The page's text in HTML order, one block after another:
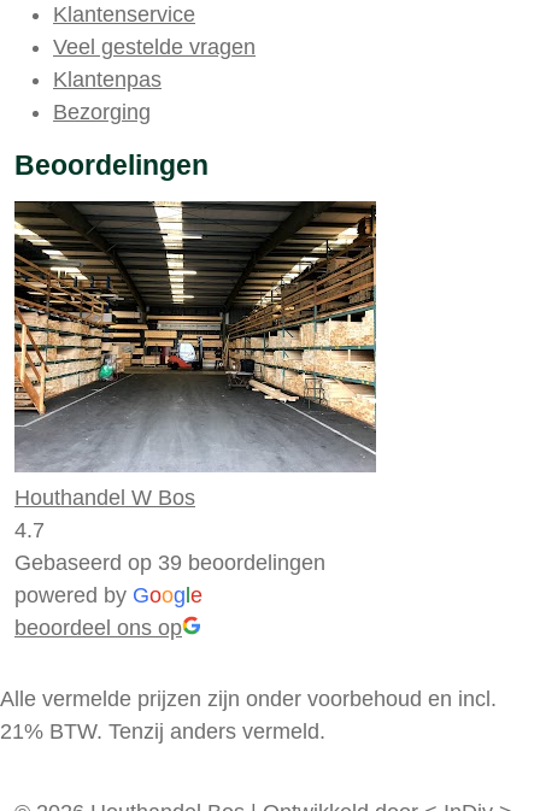
Klantenservice
Veel gestelde vragen
Klantenpas
Bezorging
Beoordelingen
Houthandel W Bos
4.7
Gebaseerd op 39 beoordelingen
powered by Goog e
beoordeel ons op
Alle vermelde prijzen zijn onder voorbehoud en incl.
21% BTW. Tenzij anders vermeld.